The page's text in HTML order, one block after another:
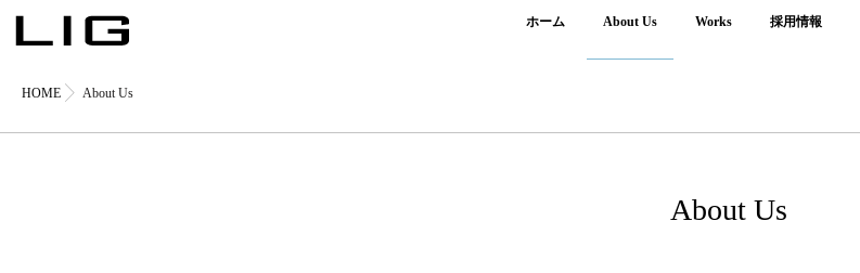
ホーム About Us Works 採用情報
HOME About Us
About Us